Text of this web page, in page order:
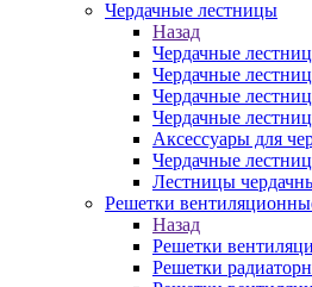
Чердачные лестницы
Назад
Чердачные
Чердачные
Чердачные
Чердачные
Аксессуары для
Чердачные
Лестницы
Решетки
Назад
Решетки
Решетки